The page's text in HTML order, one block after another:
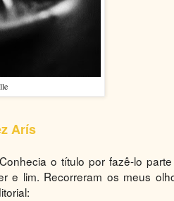
Arís
o título por fazê-lo
e lim. Recorreram os meus